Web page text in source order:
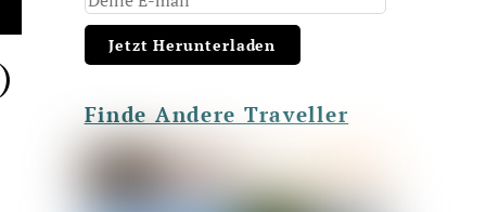
Finde Andere Traveller